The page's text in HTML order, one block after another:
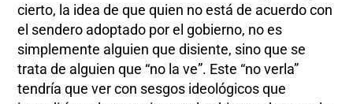
cierto, la idea de que quien no está de acuerdo con
el sendero adoptado por el gobierno, no es
simplemente alguien que disiente, sino que se
trata de alguien que “no la ve”. Este “no verla”
tendría que ver con sesgos ideológicos que